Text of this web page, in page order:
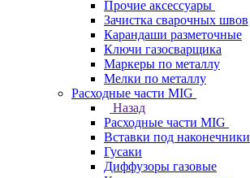
Прочие аксессуары
Зачистка сварочных швов
Карандаши разметочные
Ключи газосварщика
Маркеры по металлу
Мелки по металлу
Расходные части MIG
Назад
Расходные части MIG
Вставки под наконечники
Гусаки
Диффузоры газовые